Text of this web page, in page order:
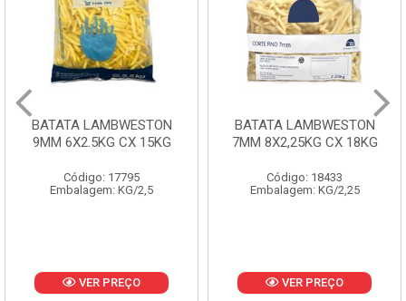
BATATA LAMBWESTON
9MM 6X2.5KG CX 15KG
Código: 17795
Embalagem: KG/2,5
VER PREÇO
BATATA LAMBWESTON
7MM 8X2,25KG CX 18KG
Código: 18433
Embalagem: KG/2,25
VER PREÇO